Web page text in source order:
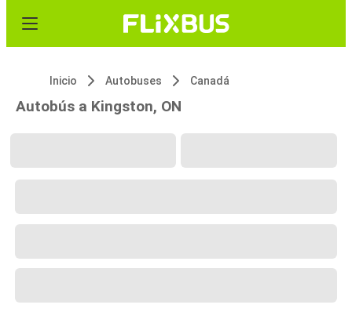
Inicio Autobuses Canadá
Autobús a Kingston, ON